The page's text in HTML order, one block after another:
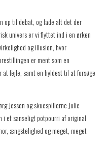
op til debat, og lade alt det der
univers er vi flyttet ind i en ørken
og illusion, hvor
er ment som en
fejle, samt en hyldest til at forsøge
Jessen og skuespillerne Julie
i et sanseligt potpourri af original
ængstelighed og meget, meget